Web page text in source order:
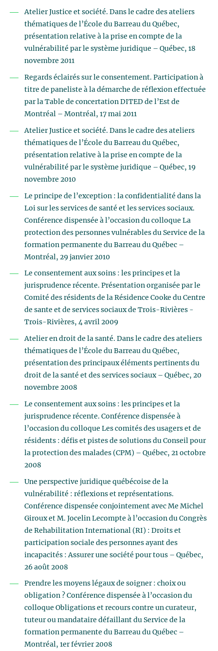
Atelier Justice et société. Dans le cadre des ateliers
thématiques de l’École du Barreau du Québec,
présentation relative à la prise en compte de la
vulnérabilité par le système juridique – Québec, 18
novembre 2011
Regards éclairés sur le consentement. Participation à
titre de paneliste à la démarche de réflexion effectuée
par la Table de concertation DITED de l’Est de
Montréal – Montréal, 17 mai 2011
Atelier Justice et société. Dans le cadre des ateliers
thématiques de l’École du Barreau du Québec,
présentation relative à la prise en compte de la
vulnérabilité par le système juridique – Québec, 19
novembre 2010
Le principe de l’exception : la confidentialité dans la
Loi sur les services de santé et les services sociaux.
Conférence dispensée à l’occasion du colloque La
protection des personnes vulnérables du Service de la
formation permanente du Barreau du Québec –
Montréal, 29 janvier 2010
Le consentement aux soins : les principes et la
jurisprudence récente. Présentation organisée par le
Comité des résidents de la Résidence Cooke du Centre
de sante et de services sociaux de Trois-Rivières -
Trois-Rivières, 4 avril 2009
Atelier en droit de la santé. Dans le cadre des ateliers
thématiques de l’École du Barreau du Québec,
présentation des principaux éléments pertinents du
droit de la santé et des services sociaux – Québec, 20
novembre 2008
Le consentement aux soins : les principes et la
jurisprudence récente. Conférence dispensée à
l’occasion du colloque Les comités des usagers et de
résidents : défis et pistes de solutions du Conseil pour
la protection des malades (CPM) – Québec, 21 octobre
2008
Une perspective juridique québécoise de la
vulnérabilité : réflexions et représentations.
Conférence dispensée conjointement avec Me Michel
Giroux et M. Jocelin Lecompte à l’occasion du Congrès
de Rehabilitation International (RI) : Droits et
participation sociale des personnes ayant des
incapacités : Assurer une société pour tous – Québec,
26 août 2008
Prendre les moyens légaux de soigner : choix ou
obligation ? Conférence dispensée à l’occasion du
colloque Obligations et recours contre un curateur,
tuteur ou mandataire défaillant du Service de la
formation permanente du Barreau du Québec –
Montréal, 1er février 2008